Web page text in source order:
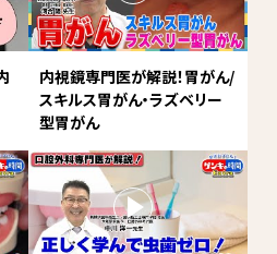
内視鏡専門医が解説！胃がん/
スキルス胃がん・ラズベリー
型胃がん